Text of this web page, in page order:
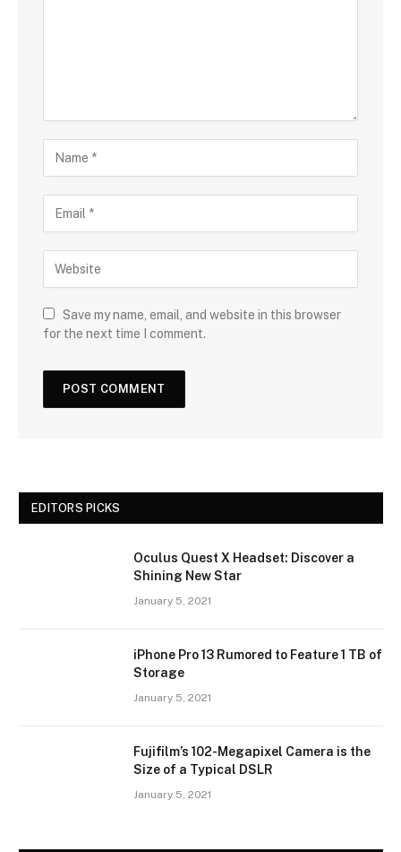
Save my name, email, and website in this browser
for the next time I comment.
EDITORS PICKS
Oculus Quest X Headset: Discover a
Shining New Star
January 5, 2021
iPhone Pro 13 Rumored to Feature 1 TB of
Storage
January 5, 2021
Fujifilm’s 102-Megapixel Camera is the
Size of a Typical DSLR
January 5, 2021